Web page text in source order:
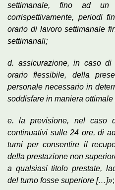
settimanale, fino ad
corrispettivamente, periodi
orario di lavoro settimanale
settimanali;
d. assicurazione, in caso
orario flessibile, della
personale necessario in
soddisfare in maniera
e. la previsione, nel caso
continuativi sulle 24 ore, di
turni per consentire il
della prestazione non
a qualsiasi titolo prestate,
del turno fosse superiore […]»;